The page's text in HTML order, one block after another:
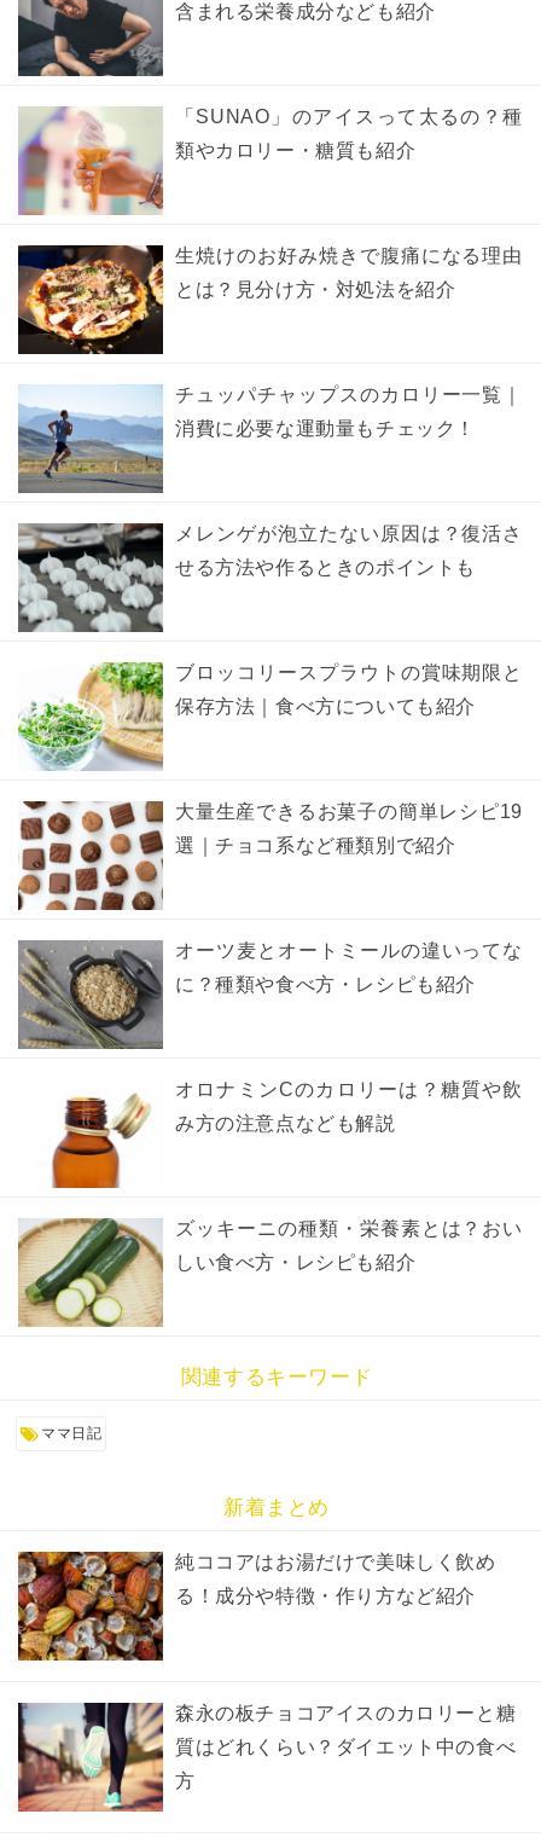
含まれる栄養成分なども紹介
「SUNAO」のアイスって太るの？種
類やカロリー・糖質も紹介
生焼けのお好み焼きで腹痛になる理由
とは？見分け方・対処法を紹介
チュッパチャップスのカロリー一覧｜
消費に必要な運動量もチェック！
メレンゲが泡立たない原因は？復活さ
せる方法や作るときのポイントも
ブロッコリースプラウトの賞味期限と
保存方法｜食べ方についても紹介
大量生産できるお菓子の簡単レシピ19
選｜チョコ系など種類別で紹介
オーツ麦とオートミールの違いってな
に？種類や食べ方・レシピも紹介
オロナミンCのカロリーは？糖質や飲
み方の注意点なども解説
ズッキーニの種類・栄養素とは？おい
しい食べ方・レシピも紹介
関連するキーワード
ママ日記
新着まとめ
純ココアはお湯だけで美味しく飲め
る！成分や特徴・作り方など紹介
森永の板チョコアイスのカロリーと糖
質はどれくらい？ダイエット中の食べ
方